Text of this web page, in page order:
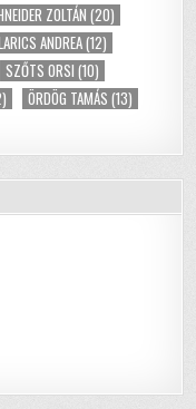
ZOLTÁN (20)
ANDREA(12)
SZŐTS ORSI (10)
ÖRDÖG TAMÁS (13)